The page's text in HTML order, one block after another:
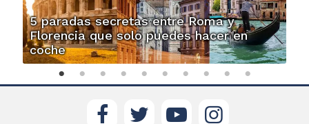
5 paradas secretas entre Roma y
Florencia que solo puedes hacer en
coche